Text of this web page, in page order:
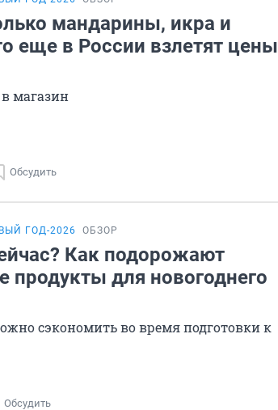
мандарины, икра и
еще в России взлетят цены
магазин
Обсудить
ГОД-2026 ОБЗОР
Как подорожают
для новогоднего
сэкономить во время подготовки к
Обсудить